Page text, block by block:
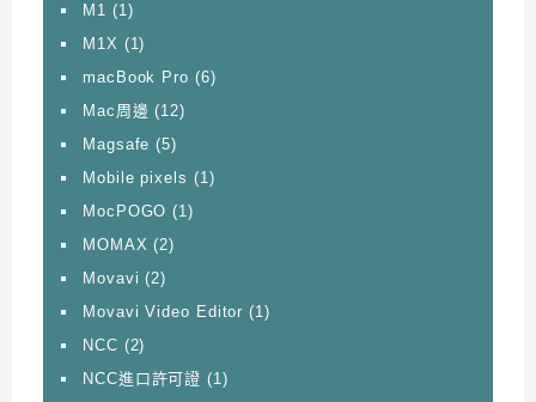
M1 (1)
M1X (1)
macBook Pro (6)
Mac周邊 (12)
Magsafe (5)
Mobile pixels (1)
MocPOGO (1)
MOMAX (2)
Movavi (2)
Movavi Video Editor (1)
NCC (2)
NCC進口許可證 (1)